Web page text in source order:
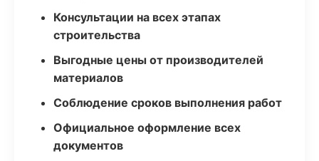
Консультации на всех этапах
строительства
Выгодные цены от производителей
материалов
Соблюдение сроков выполнения работ
Официальное оформление всех
документов